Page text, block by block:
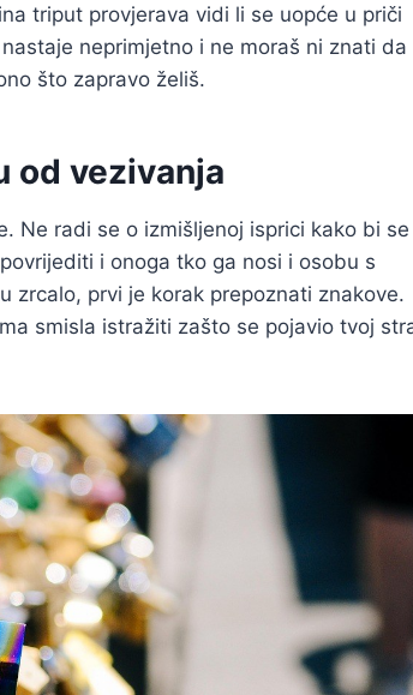
triput provjerava vidi li se uopće u priči
neprimjetno i ne moraš ni znati da
što zapravo želiš.
od vezivanja
Ne radi se o izmišljenoj isprici kako bi se
i onoga tko ga nosi i osobu s
zrcalo, prvi je korak prepoznati znakove.
smisla istražiti zašto se pojavio tvoj